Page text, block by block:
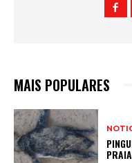
MAIS POPULARES